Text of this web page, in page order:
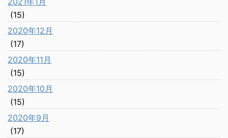
(15)
2020年12月
(17)
2020年11月
(15)
2020年10月
(15)
2020年9月
(17)